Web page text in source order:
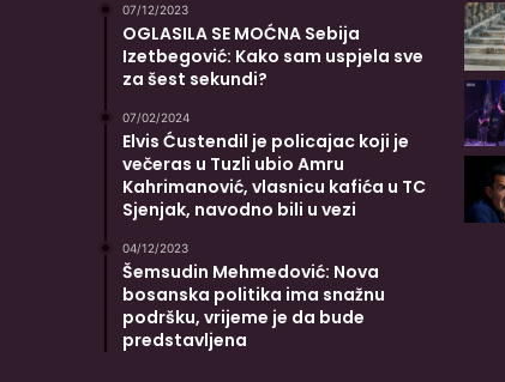
07/12/2023
OGLASILA SE MOĆNA Sebija
Izetbegović: Kako sam uspjela sve
za šest sekundi?
07/02/2024
Elvis Ćustendil je policajac koji je
večeras u Tuzli ubio Amru
Kahrimanović, vlasnicu kafića u TC
Sjenjak, navodno bili u vezi
04/12/2023
Šemsudin Mehmedović: Nova
bosanska politika ima snažnu
podršku, vrijeme je da bude
predstavljena